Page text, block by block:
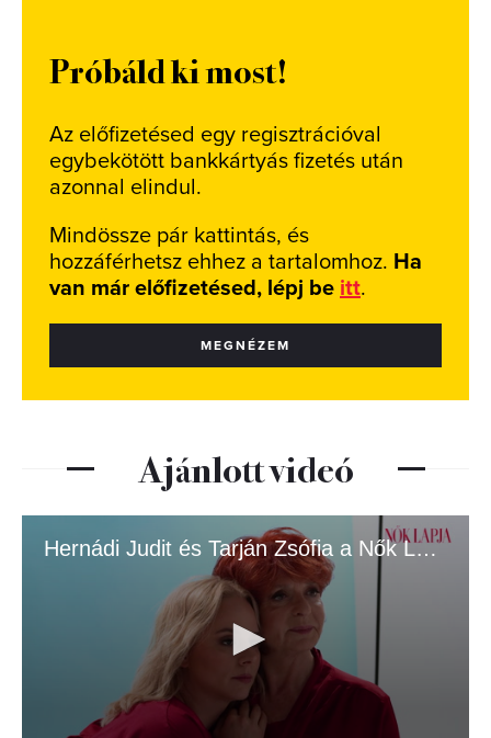
Próbáld ki most!
Az előfizetésed egy regisztrációval
egybekötött bankkártyás fizetés után
azonnal elindul.
Mindössze pár kattintás, és
hozzáférhetsz ehhez a tartalomhoz. Ha
van már előfizetésed, lépj be itt.
MEGNÉZEM
Ajánlott videó
Hernádi Judit és Tarján Zsófia a Nők Lapja címlapján.mp4